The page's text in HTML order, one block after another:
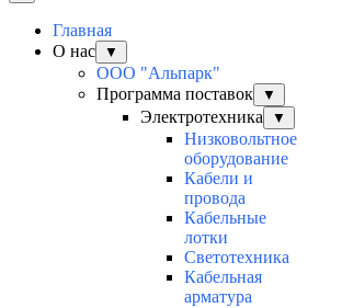
Главная
О нас
▼
ООО "Альпарк"
Программа поставок
▼
Электротехника ▼
Низковольтное
оборудование
Кабели и
провода
Кабельные
лотки
Светотехника
Кабельная
арматура